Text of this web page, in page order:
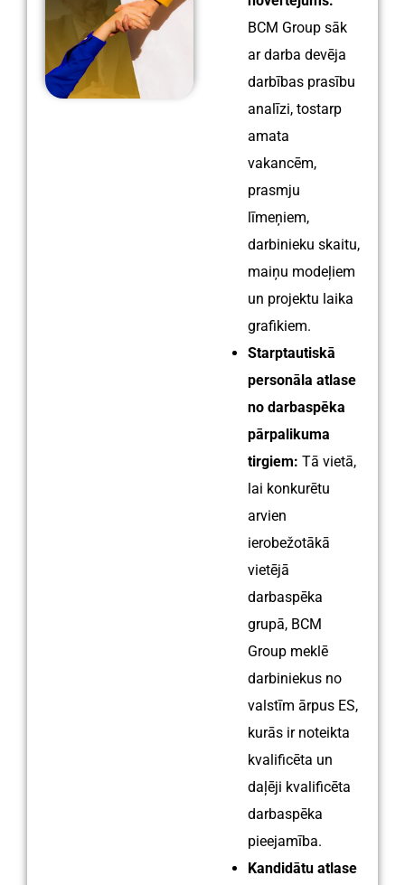
BCM Group sāk
ar darba devēja
darbības prasību
analīzi, tostarp
amata
vakancēm,
prasmju
līmeņiem,
darbinieku skaitu,
maiņu modeļiem
un projektu laika
grafikiem.
Starptautiskā
personāla atlase
no darbaspēka
pārpalikuma
tirgiem: Tā vietā,
lai konkurētu
arvien
ierobežotākā
vietējā
darbaspēka
grupā, BCM
Group meklē
darbiniekus no
valstīm ārpus ES,
kurās ir noteikta
kvalificēta un
daļēji kvalificēta
darbaspēka
pieejamība.
Kandidātu atlase